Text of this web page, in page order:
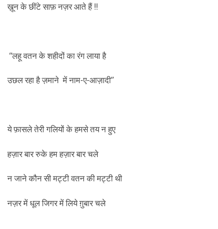
ख़ून के छींटे साफ़ नज़र आते हैं !!
“लहू वतन के शहीदों का रंग लाया है
उछल रहा है ज़माने में नाम-ए-आज़ादी”
ये फ़ासले तेरी गलियों के हमसे तय न हुए
हज़ार बार रुके हम हज़ार बार चले
न जाने कौन सी मट्टी वतन की मट्टी थी
नज़र में धूल जिगर में लिये ग़ुबार चले